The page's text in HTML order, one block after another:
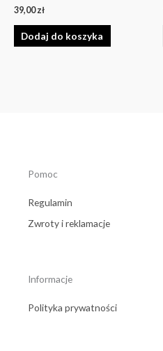
39,00zł
Dodaj do koszyka
Pomoc
Regulamin
Zwroty i reklamacje
Informacje
Polityka prywatności